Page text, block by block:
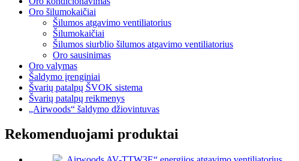
Oro šilumokaičiai
Šilumos atgavimo ventiliatorius
Šilumokaičiai
Šilumos siurblio šilumos atgavimo ventiliatorius
Oro sausinimas
Oro valymas
Šaldymo įrenginiai
Švarių patalpų ŠVOK sistema
Švarių patalpų reikmenys
„Airwoods“ šaldymo džiovintuvas
Rekomenduojami produktai